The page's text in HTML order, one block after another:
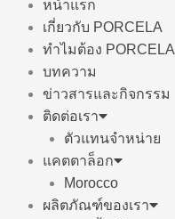
หน้าแรก
เกี่ยวกับ PORCELA
ทำไมต้อง PORCELA
บทความ
ข่าวสารและกิจกรรม
ติดต่อเรา
ตัวแทนจำหน่าย
แคตตาล็อก
Morocco
ผลิตภัณฑ์ของเรา